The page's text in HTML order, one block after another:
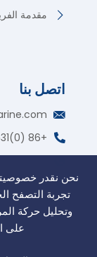
نحن نقدر
تجربة التصفح
وتحليل حركة
على
مقدمة
اتصل بنا
+86 (0)531 88255160
منطقة